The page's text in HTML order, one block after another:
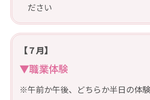
ださい
【７月】
▼職業体験
※午前か午後、どちらか半日の体験